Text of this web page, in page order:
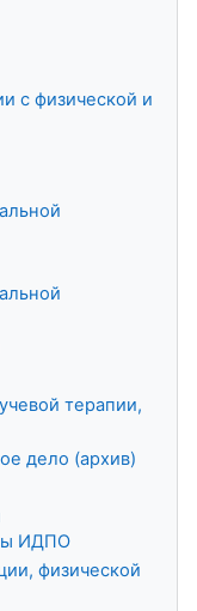
с физической и
терапии,
дело (архив)
ИДПО
физической